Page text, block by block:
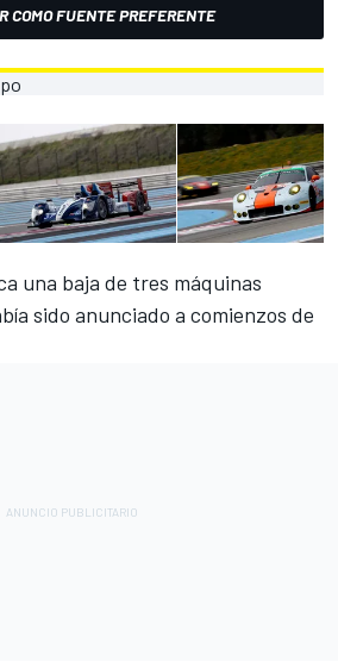
COMO FUENTE PREFERENTE
una baja de tres máquinas
sido anunciado a comienzos de